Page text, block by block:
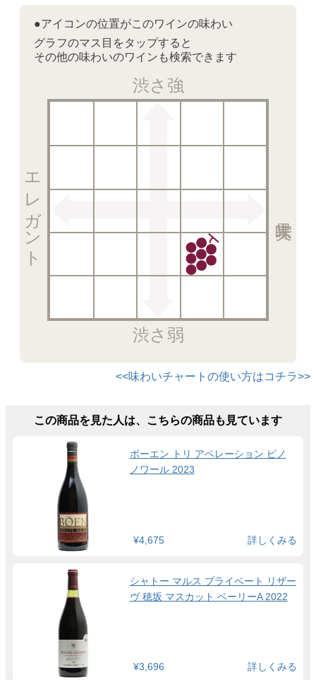
●アイコンの位置がこのワインの味わい
グラフのマス目をタップすると
その他の味わいのワインも検索できます
渋さ強
渋さ弱
エレガント
<<味わいチャートの使い方はコチラ>>
この商品を見た人は、こちらの商品も見ています
ボーエン トリ アペレーション ピノ
ノワール 2023
¥4,675 詳しくみる
シャトー マルス プライベート リザー
ヴ 穂坂 マスカット ベーリーA 2022
¥3,696 詳しくみる